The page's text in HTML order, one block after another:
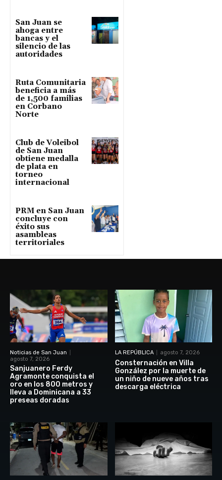
San Juan se
ahoga entre
bancas y el
silencio de las
autoridades
Ruta Comunitaria
beneficia a más
de 1,500 familias
en Corbano
Norte
Club de Voleibol
de San Juan
obtiene medalla
de plata en
torneo
internacional
PRM en San Juan
concluye con
éxito sus
asambleas
territoriales
Noticias de San Juan
agosto 7, 2026
Sanjuanero Ferdy
Agramonte conquista el
oro en los 800 metros y
lleva a Dominicana a 33
preseas doradas
LA REPÚBLICA agosto 7, 2026
Consternación en Villa
González por la muerte de
un niño de nueve años tras
descarga eléctrica